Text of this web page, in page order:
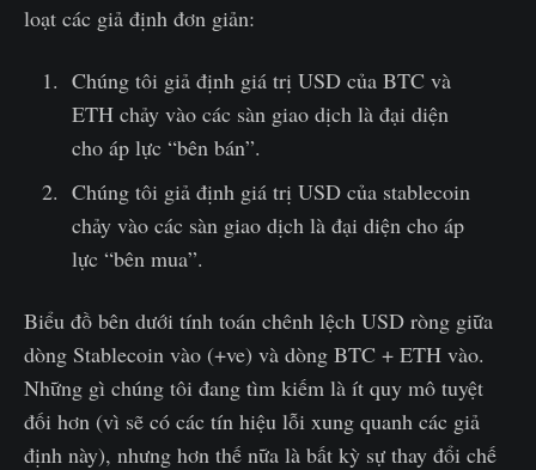
loạt các giả định đơn giản:
Chúng tôi giả định giá trị USD của BTC và
ETH chảy vào các sàn giao dịch là đại diện
cho áp lực “bên bán”.
Chúng tôi giả định giá trị USD của stablecoin
chảy vào các sàn giao dịch là đại diện cho áp
lực “bên mua”.
Biểu đồ bên dưới tính toán chênh lệch USD ròng giữa
dòng Stablecoin vào (+ve) và dòng BTC + ETH vào.
Những gì chúng tôi đang tìm kiếm là ít quy mô tuyệt
đối hơn (vì sẽ có các tín hiệu lỗi xung quanh các giả
định này), nhưng hơn thế nữa là bất kỳ sự thay đổi chế